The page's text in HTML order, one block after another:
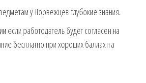
у Норвежцев глубокие знания.
если работодатель будет согласен на
бесплатно при хороших баллах на